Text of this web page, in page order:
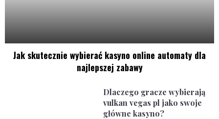
Jak skutecznie wybierać kasyno online automaty dla
najlepszej zabawy
Dlaczego gracze wybierają
vulkan vegas pl jako swoje
główne kasyno?